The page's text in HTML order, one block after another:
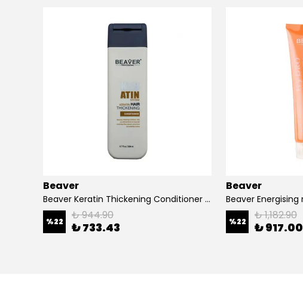
Beaver
Beaver Keratin Thickening Conditioner 200 ml
%22 ₺ 944.90
₺ 733.43
Beaver
%22 ₺ 1,182.90
₺ 917.00